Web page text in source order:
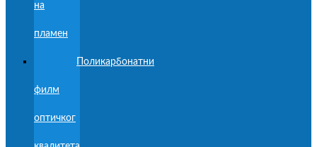
на
пламен
Поликарбонатни
филм
оптичког